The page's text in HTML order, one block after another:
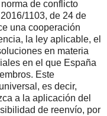
de conflicto
1103, de 24 de
una cooperación
la ley aplicable, el
en materia
en el que España
Este
es decir,
a la aplicación del
de reenvío, por